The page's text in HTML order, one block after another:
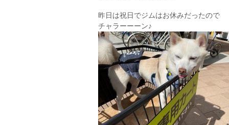
昨日は祝日でジムはお休みだったので
チャラーーーン♪